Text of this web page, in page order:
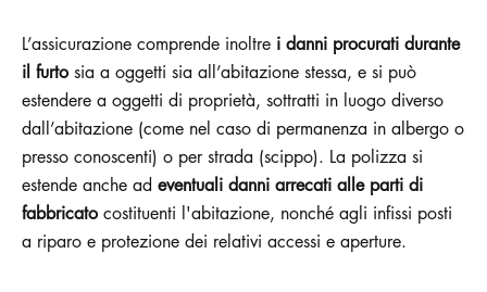
L’assicurazione comprende inoltre i danni procurati durante
il furto sia a oggetti sia all’abitazione stessa, e si può
estendere a oggetti di proprietà, sottratti in luogo diverso
dall’abitazione (come nel caso di permanenza in albergo o
presso conoscenti) o per strada (scippo). La polizza si
estende anche ad eventuali danni arrecati alle parti di
fabbricato costituenti l'abitazione, nonché agli infissi posti
a riparo e protezione dei relativi accessi e aperture.